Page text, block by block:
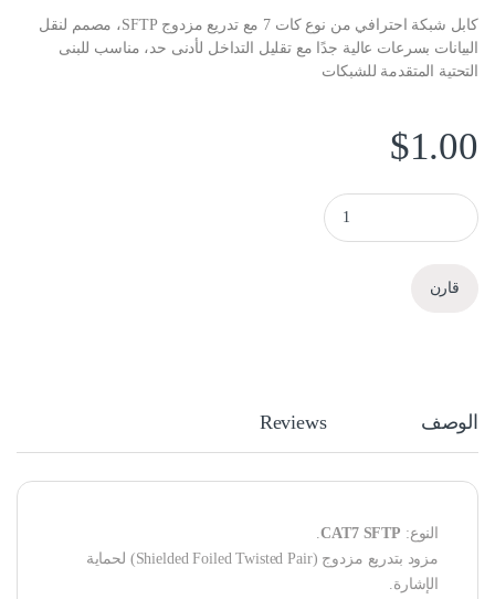
كابل شبكة احترافي من نوع كات 7 مع تدريع مزدوج SFTP، مصمم لنقل
البيانات بسرعات عالية جدًا مع تقليل التداخل لأدنى حد، مناسب للبنى
التحتية المتقدمة للشبكات
$1.00
سلك شبكة SFTP كات 7 (CAT7 SFTP Cable) quantity
قارن
الوصف Reviews
النوع: CAT7 SFTP
.
مزود بتدريع مزدوج (Shielded Foiled Twisted Pair) لحماية
الإشارة.